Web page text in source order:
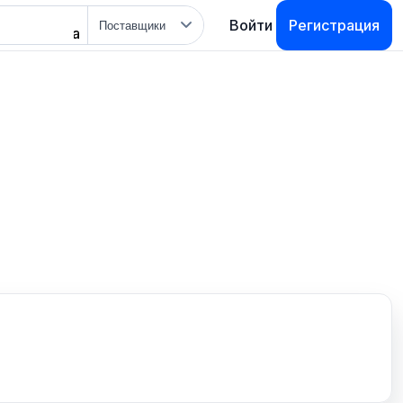
поиска
Войти Регистрация